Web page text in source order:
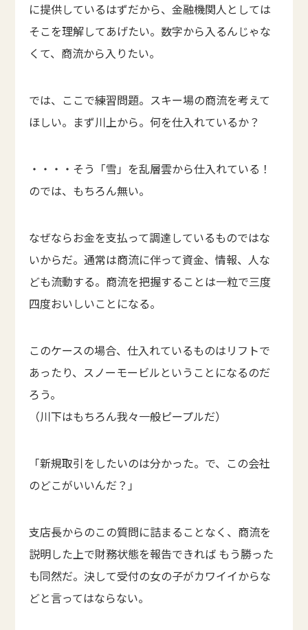
に提供しているはずだから、金融機関人としては
そこを理解してあげたい。数字から入るんじゃな
くて、商流から入りたい。
では、ここで練習問題。スキー場の商流を考えて
ほしい。まず川上から。何を仕入れているか？
・・・・そう「雪」を乱層雲から仕入れている！
のでは、もちろん無い。
なぜならお金を支払って調達しているものではな
いからだ。通常は商流に伴って資金、情報、人な
ども流動する。商流を把握することは一粒で三度
四度おいしいことになる。
このケースの場合、仕入れているものはリフトで
あったり、スノーモービルということになるのだ
ろう。
（川下はもちろん我々一般ピープルだ）
「新規取引をしたいのは分かった。で、この会社
のどこがいいんだ？」
支店長からのこの質問に詰まることなく、商流を
説明した上で財務状態を報告できれば もう勝った
も同然だ。決して受付の女の子がカワイイからな
どと言ってはならない。